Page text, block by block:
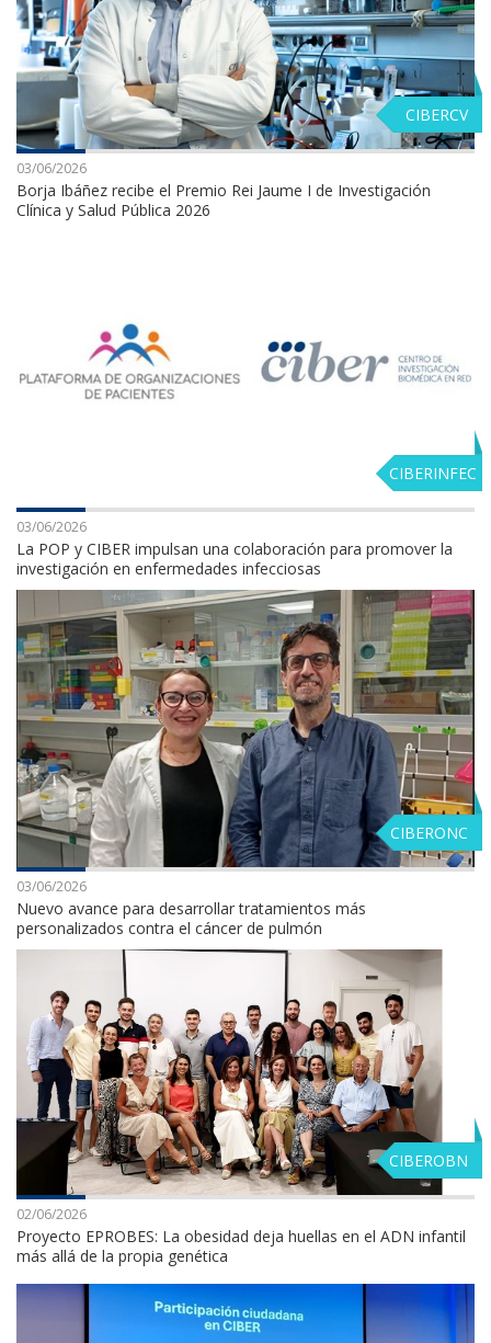
CIBERCV
03/06/2026
Borja Ibáñez recibe el Premio Rei Jaume I de Investigación
Clínica y Salud Pública 2026
CIBERINFEC
03/06/2026
La POP y CIBER impulsan una colaboración para promover la
investigación en enfermedades infecciosas
CIBERONC
03/06/2026
Nuevo avance para desarrollar tratamientos más
personalizados contra el cáncer de pulmón
CIBEROBN
02/06/2026
Proyecto EPROBES: La obesidad deja huellas en el ADN infantil
más allá de la propia genética